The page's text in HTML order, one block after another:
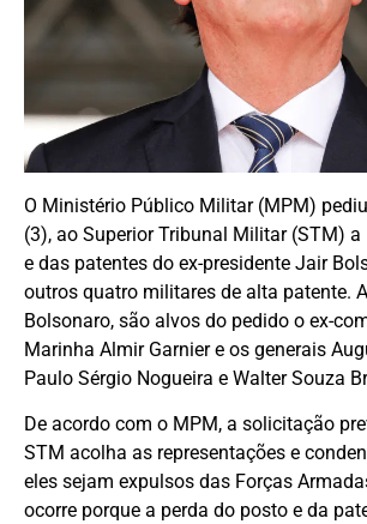
O Ministério Público Militar (MPM)
(3), ao Superior Tribunal Militar (STM)
e das patentes do ex-presidente Jair
outros quatro militares de alta patente.
Bolsonaro, são alvos do pedido o ex-
Marinha Almir Garnier e os generais
Paulo Sérgio Nogueira e Walter Souza
De acordo com o MPM, a solicitação
STM acolha as representações e
eles sejam expulsos das Forças
ocorre porque a perda do posto e da